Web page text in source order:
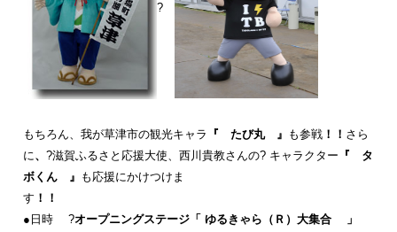
?
もちろん、我が草津市の観光キャラ 『 たび丸 』 も参戦！！ さら
に、 ?滋賀ふるさと応援大使、西川貴教さんの? キャラクター 『 タ
ボくん 』 も応援にかけつけま
す ！！
●日時 ?オープニングステージ「 ゆるきゃら（Ｒ）大集合 」